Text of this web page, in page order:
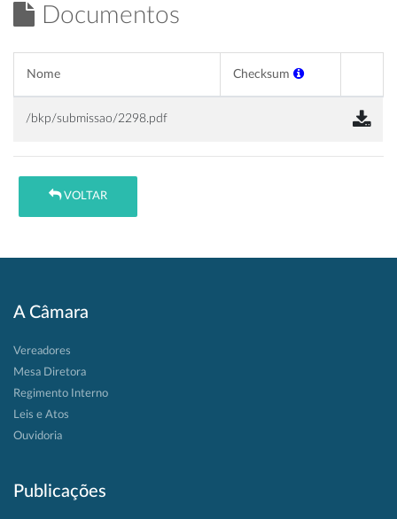
Documentos
Nome Checksum
/bkp/submissao/2298.pdf
VOLTAR
A Câmara
Vereadores
Mesa Diretora
Regimento Interno
Leis e Atos
Ouvidoria
Publicações